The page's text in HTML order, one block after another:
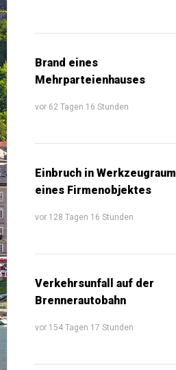
Brand eines
Mehrparteienhauses
vor 62 Tagen 16 Stunden
Einbruch in Werkzeugraum
eines Firmenobjektes
vor 128 Tagen 16 Stunden
Verkehrsunfall auf der
Brennerautobahn
vor 154 Tagen 17 Stunden